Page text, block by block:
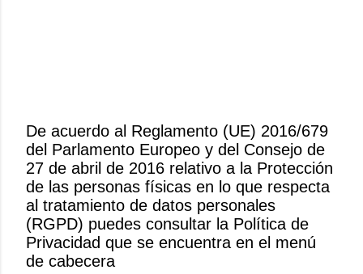
P
u
b
l
i
c
a
De acuerdo al Reglamento (UE) 2016/679
del Parlamento Europeo y del Consejo de
27 de abril de 2016 relativo a la Protección
de las personas físicas en lo que respecta
al tratamiento de datos personales
(RGPD) puedes consultar la Política de
Privacidad que se encuentra en el menú
de cabecera